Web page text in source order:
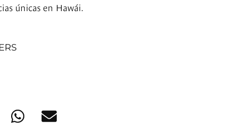
únicas en Hawái.